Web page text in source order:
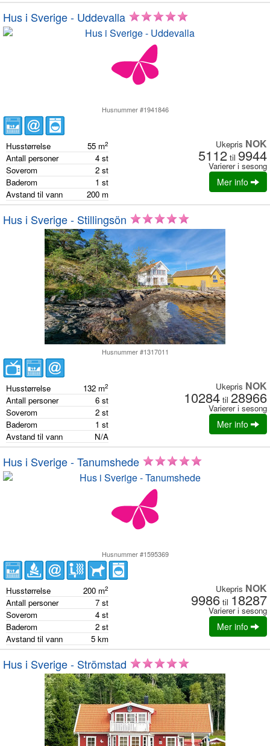
Hus i Sverige - Uddevalla
Husnummer #1941846
Husstørrelse 55 m2
Antall personer 4 st
Soverom
2 st
Baderom
1 st
Avstand til vann
200 m
Ukepris NOK
5112 til 9944
Varierer i sesong
Mer info
Hus i Sverige - Stillingsön
Husnummer #1317011
Husstørrelse 132 m2
Antall personer 6 st
Soverom
2 st
Baderom
1 st
Avstand til vann
N/A
Ukepris NOK
10284 til 28966
Varierer i sesong
Mer info
Hus i Sverige - Tanumshede
Husnummer #1595369
Husstørrelse 200 m2
Antall personer 7 st
Soverom
4 st
Baderom
2 st
Avstand til vann
5 km
Ukepris NOK
9986 til 18287
Varierer i sesong
Mer info
Hus i Sverige - Strömstad